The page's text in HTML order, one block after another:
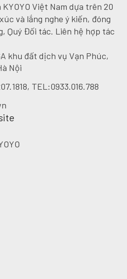
Việt Nam dựa trên 20
và lắng nghe ý kiến, đóng
Quý Đối tác. Liên hệ hợp tác
khu đất dịch vụ Vạn Phúc,
Nội
, TEL:0933.016.788